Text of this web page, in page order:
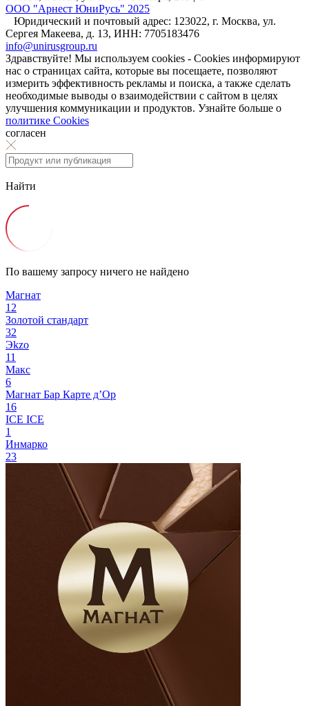
ООО "Арнест ЮниРусь" 2025
Юридический и почтовый адрес: 123022, г. Москва, ул.
Сергея Макеева, д. 13, ИНН: 7705183476
info@unirusgroup.ru
Здравствуйте! Мы используем cookies - Cookies информируют
нас о страницах сайта, которые вы посещаете, позволяют
измерить эффективность рекламы и поиска, а также сделать
необходимые выводы о взаимодействии с сайтом в целях
улучшения коммуникации и продуктов. Узнайте больше о
политике Cookies
согласен
Найти
По вашему запросу ничего не найдено
Магнат
12
Золотой стандарт
32
Эkzо
11
Макс
6
Магнат Бар Карте д’Ор
16
ICE ICE
1
Инмарко
23